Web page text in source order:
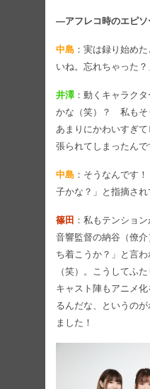
―アフレコ時のエピソ
中島 ：実は録り始め
いね。忘れちゃった？
井澤：動くキャラク
かな（笑）？ 私もそ
あまりにかわいすぎ
張られてしまったんで
中島 ：そうなんです
子かな？」と指摘さ
篠田 ：私もテンショ
音響監督の納谷（僚
ち着こうか？」と言
（笑）。こうしてふ
キャスト陣もアニメ
るんだな、というの
ました！